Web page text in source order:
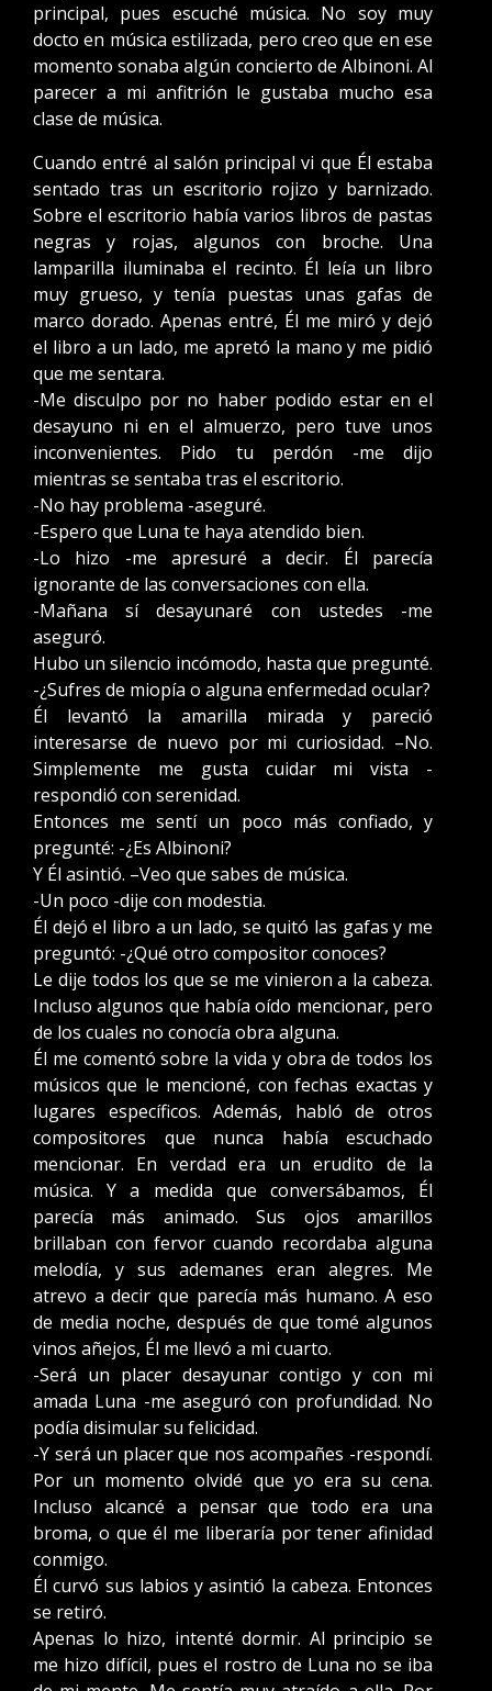
principal, pues escuché música. No soy muy
docto en música estilizada, pero creo que en ese
momento sonaba algún concierto de Albinoni. Al
parecer a mi anfitrión le gustaba mucho esa
clase de música.
Cuando entré al salón principal vi que Él estaba
sentado tras un escritorio rojizo y barnizado.
Sobre el escritorio había varios libros de pastas
negras y rojas, algunos con broche. Una
lamparilla iluminaba el recinto. Él leía un libro
muy grueso, y tenía puestas unas gafas de
marco dorado. Apenas entré, Él me miró y dejó
el libro a un lado, me apretó la mano y me pidió
que me sentara.
-Me disculpo por no haber podido estar en el
desayuno ni en el almuerzo, pero tuve unos
inconvenientes. Pido tu perdón -me dijo
mientras se sentaba tras el escritorio.
-No hay problema -aseguré.
-Espero que Luna te haya atendido bien.
-Lo hizo -me apresuré a decir. Él parecía
ignorante de las conversaciones con ella.
-Mañana sí desayunaré con ustedes -me
aseguró.
Hubo un silencio incómodo, hasta que pregunté.
-¿Sufres de miopía o alguna enfermedad ocular?
Él levantó la amarilla mirada y pareció
interesarse de nuevo por mi curiosidad. –No.
Simplemente me gusta cuidar mi vista -
respondió con serenidad.
Entonces me sentí un poco más confiado, y
pregunté: -¿Es Albinoni?
Y Él asintió. –Veo que sabes de música.
-Un poco -dije con modestia.
Él dejó el libro a un lado, se quitó las gafas y me
preguntó: -¿Qué otro compositor conoces?
Le dije todos los que se me vinieron a la cabeza.
Incluso algunos que había oído mencionar, pero
de los cuales no conocía obra alguna.
Él me comentó sobre la vida y obra de todos los
músicos que le mencioné, con fechas exactas y
lugares específicos. Además, habló de otros
compositores que nunca había escuchado
mencionar. En verdad era un erudito de la
música. Y a medida que conversábamos, Él
parecía más animado. Sus ojos amarillos
brillaban con fervor cuando recordaba alguna
melodía, y sus ademanes eran alegres. Me
atrevo a decir que parecía más humano. A eso
de media noche, después de que tomé algunos
vinos añejos, Él me llevó a mi cuarto.
-Será un placer desayunar contigo y con mi
amada Luna -me aseguró con profundidad. No
podía disimular su felicidad.
-Y será un placer que nos acompañes -respondí.
Por un momento olvidé que yo era su cena.
Incluso alcancé a pensar que todo era una
broma, o que él me liberaría por tener afinidad
conmigo.
Él curvó sus labios y asintió la cabeza. Entonces
se retiró.
Apenas lo hizo, intenté dormir. Al principio se
me hizo difícil, pues el rostro de Luna no se iba